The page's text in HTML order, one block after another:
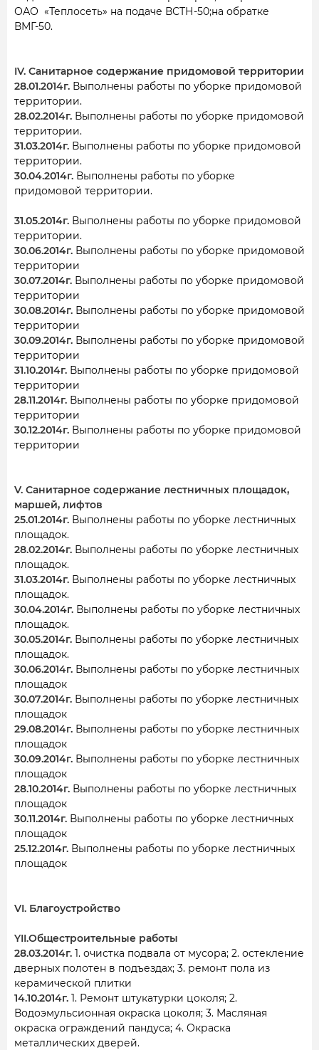
ОАО «Теплосеть» на подаче ВСТН-50;на обратке
ВМГ-50.
IV. Санитарное содержание придомовой территории
28.01.2014г. Выполнены работы по уборке придомовой
территории.
28.02.2014г. Выполнены работы по уборке придомовой
территории.
31.03.2014г. Выполнены работы по уборке придомовой
территории.
30.04.2014г. Выполнены работы по уборке
придомовой территории.
31.05.2014г. Выполнены работы по уборке придомовой
территории.
30.06.2014г. Выполнены работы по уборке придомовой
территории
30.07.2014г. Выполнены работы по уборке придомовой
территории
30.08.2014г. Выполнены работы по уборке придомовой
территории
30.09.2014г. Выполнены работы по уборке придомовой
территории
31.10.2014г. Выполнены работы по уборке придомовой
территории
28.11.2014г. Выполнены работы по уборке придомовой
территории
30.12.2014г. Выполнены работы по уборке придомовой
территории
V. Санитарное содержание лестничных площадок,
маршей, лифтов
25.01.2014г. Выполнены работы по уборке лестничных
площадок.
28.02.2014г. Выполнены работы по уборке лестничных
площадок.
31.03.2014г. Выполнены работы по уборке лестничных
площадок.
30.04.2014г. Выполнены работы по уборке лестничных
площадок.
30.05.2014г. Выполнены работы по уборке лестничных
площадок.
30.06.2014г. Выполнены работы по уборке лестничных
площадок
30.07.2014г. Выполнены работы по уборке лестничных
площадок
29.08.2014г. Выполнены работы по уборке лестничных
площадок
30.09.2014г. Выполнены работы по уборке лестничных
площадок
28.10.2014г. Выполнены работы по уборке лестничных
площадок
30.11.2014г. Выполнены работы по уборке лестничных
площадок
25.12.2014г. Выполнены работы по уборке лестничных
площадок
VI. Благоустройство
YII.Общестроительные работы
28.03.2014г. 1. очистка подвала от мусора; 2. остекление
дверных полотен в подъездах; 3. ремонт пола из
керамической плитки
14.10.2014г. 1. Ремонт штукатурки цоколя; 2.
Водоэмульсионная окраска цоколя; 3. Масляная
окраска ограждений пандуса; 4. Окраска
металлических дверей.